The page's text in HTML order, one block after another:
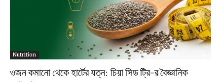
Nutrition
ওজন কমানো থেকে হার্টের যত্ন: চিয়া সিড ট্রি-র বৈজ্ঞানিক